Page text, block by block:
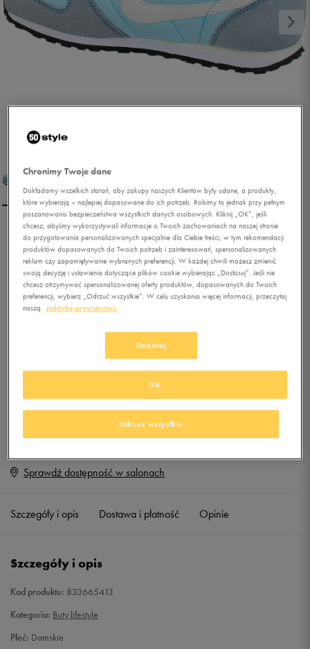
NIKE WMNS GENICCO
CANVAS
0.0(0)
49,99zł z Vat
Jeśli artykuł będzie ponownie dostępny, otrzymasz od nas powiadomienie.
Wybierz rozmiar
Rozmiary EU
38 24 cm
Sprawdź dostępność w salonach
Szczegóły i opis Dostawa i płatność Opinie
Szczegóły i opis
Kod produktu: 833665413
Kategoria: Buty lifestyle
Płeć: Damskie
Chronimy Twoje dane
Dokładamy wszelkich starań, aby zakupy naszych Klientów były udane, a produkty,
które wybierają – najlepiej dopasowane do ich potrzeb. Robimy to jednak przy pełnym
poszanowaniu bezpieczeństwa wszystkich danych osobowych. Kliknij „OK”, jeśli
chcesz, abyśmy wykorzystywali informacje o Twoich zachowaniach na naszej stronie
do przygotowania personalizowanych specjalnie dla Ciebie treści, w tym rekomendacji
produktów dopasowanych do Twoich potrzeb i zainteresowań, spersonalizowanych
reklam czy zapamiętywanie wybranych preferencji. W każdej chwili możesz zmienić
swoją decyzję i ustawienia dotyczące plików cookie wybierając „Dostosuj”. Jeśli nie
chcesz otrzymywać spersonalizowanej oferty produktów, dopasowanych do Twoich
preferencji, wybierz „Odrzuć wszystkie”. W celu uzyskania więcej informacji, przeczytaj
naszą
politykę prywatności.
Dostosuj
Odrzuć wszystkie
OK